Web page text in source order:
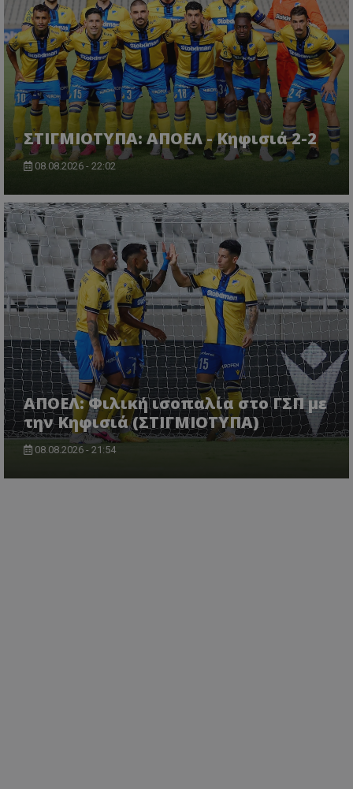
ΣΤΙΓΜΙΟΤΥΠΑ: ΑΠΟΕΛ - Κηφισιά 2-2
08.08.2026 - 22:02
ΑΠΟΕΛ: Φιλική ισοπαλία στο ΓΣΠ με
την Κηφισιά (ΣΤΙΓΜΙΟΤΥΠΑ)
08.08.2026 - 21:54